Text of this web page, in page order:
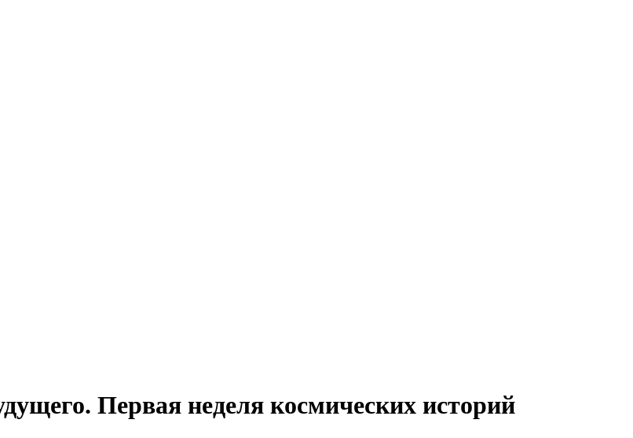
Первая неделя космических историй